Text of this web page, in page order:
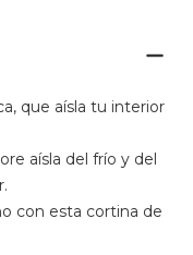
que aísla tu interior
aísla del frío y del
con esta cortina de